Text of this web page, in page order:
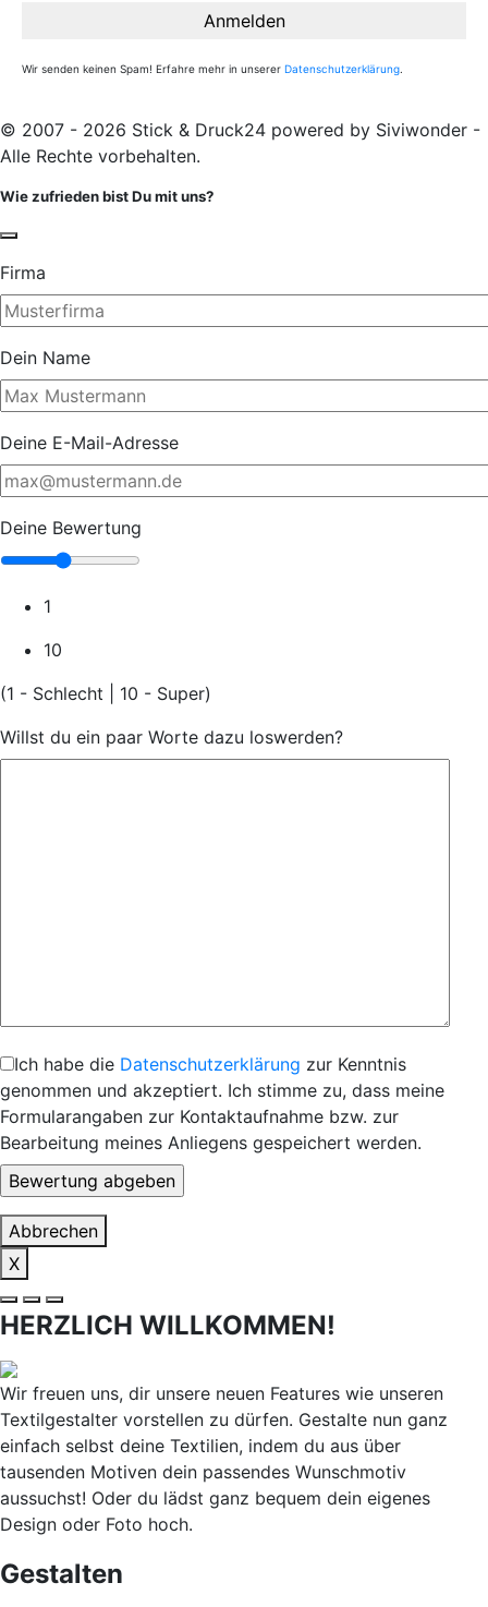
Wir senden keinen Spam! Erfahre mehr in unserer Datenschutzerklärung.
© 2007 - 2026 Stick & Druck24 powered by Siviwonder -
Alle Rechte vorbehalten.
Wie zufrieden bist Du mit uns?
Firma
Dein Name
Deine E-Mail-Adresse
Deine Bewertung
1
10
(1 - Schlecht | 10 - Super)
Willst du ein paar Worte dazu loswerden?
Ich habe die Datenschutzerklärung zur Kenntnis
genommen und akzeptiert. Ich stimme zu, dass meine
Formularangaben zur Kontaktaufnahme bzw. zur
Bearbeitung meines Anliegens gespeichert werden.
Abbrechen
X
HERZLICH WILLKOMMEN!
Wir freuen uns, dir unsere neuen Features wie unseren
Textilgestalter vorstellen zu dürfen. Gestalte nun ganz
einfach selbst deine Textilien, indem du aus über
tausenden Motiven dein passendes Wunschmotiv
aussuchst! Oder du lädst ganz bequem dein eigenes
Design oder Foto hoch.
Gestalten